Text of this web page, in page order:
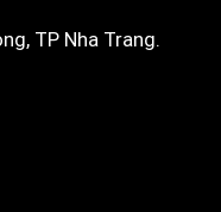
TP Nha Trang.